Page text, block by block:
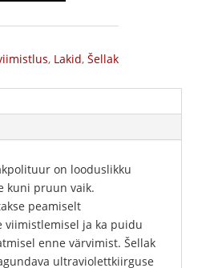
, Lakid, Šellak
on looduslikku
kuni pruun vaik.
peamiselt
viimistlemisel ja ka puidu
enne värvimist. Šellak
ultraviolettkiirguse